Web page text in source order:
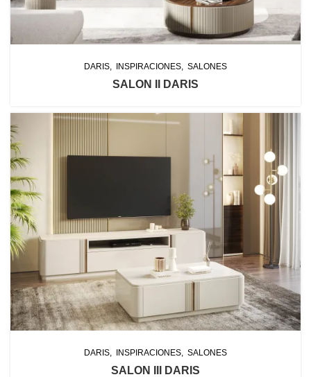
DARIS INSPIRACIONES SALONES
SALON II DARIS
DARIS INSPIRACIONES SALONES
SALON III DARIS